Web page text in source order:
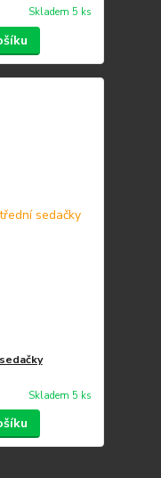
Skladem 5 ks
Skladem 5 ks